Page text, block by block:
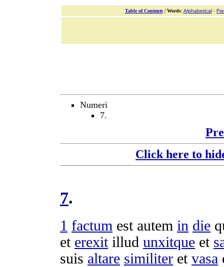
Table of Contents| Words: Alphabetical-
Numeri
7.
Click here to
7.
1 factum est autem in die
et erexitillud unxitque et
suis altare similiter et vasa